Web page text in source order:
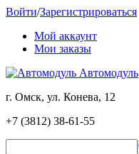
Войти/Зарегистрироваться
Мой аккаунт
Мои заказы
Автомодуль
г. Омск, ул. Конева, 12
+7 (3812) 38-61-55